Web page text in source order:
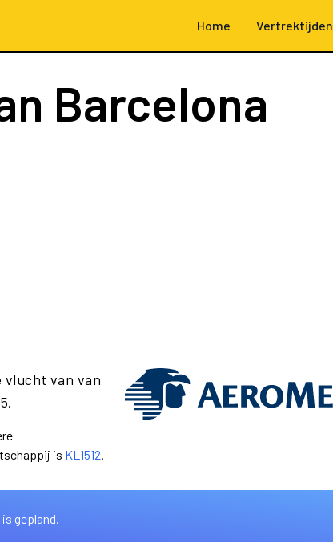
Home Vertrektijden
Barcelona
vlucht van van
is KL1512.
is gepland.